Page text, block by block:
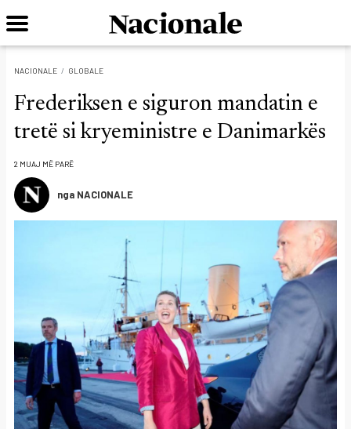
NACIONALE GLOBALE
Frederiksen e siguron mandatin e
tretë si kryeministre e Danimarkës
2 MUAJ MË PARË
nga NACIONALE